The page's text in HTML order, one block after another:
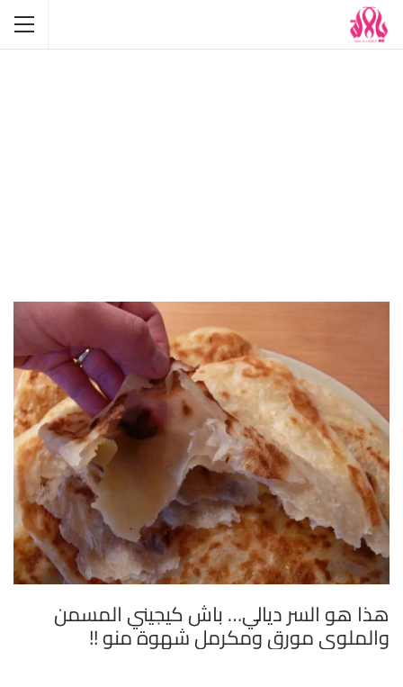
هذا هو السر ديالي… باش كيجيني المسمن
والملوي مورق ومكرمل شهوة منو !!